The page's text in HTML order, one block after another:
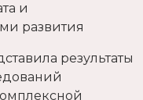
и
развития
результаты